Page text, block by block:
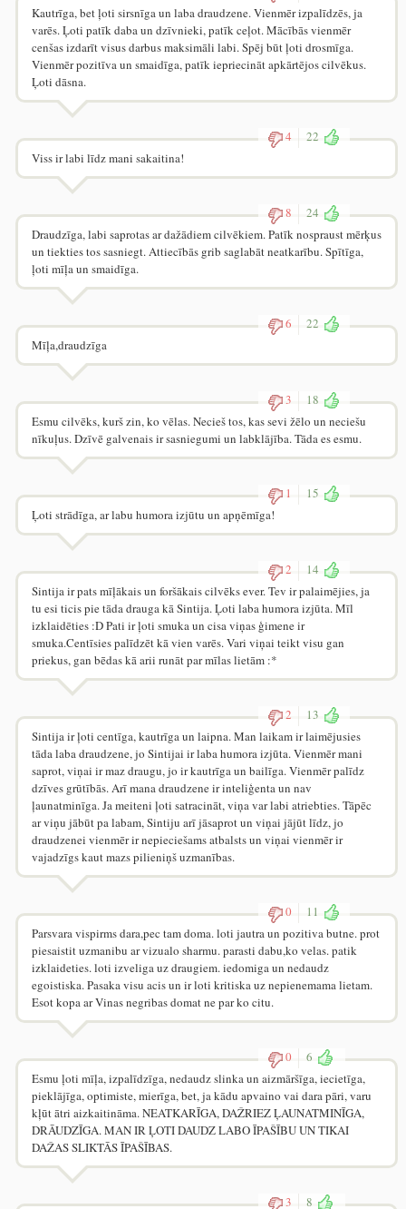
Kautrīga, bet ļoti sirsnīga un laba draudzene. Vienmēr izpalīdzēs, ja
varēs. Ļoti patīk daba un dzīvnieki, patīk ceļot. Mācībās vienmēr
cenšas izdarīt visus darbus maksimāli labi. Spēj būt ļoti drosmīga.
Vienmēr pozitīva un smaidīga, patīk iepriecināt apkārtējos cilvēkus.
Ļoti dāsna.
4
22
Viss ir labi līdz mani sakaitina!
8
24
Draudzīga, labi saprotas ar dažādiem cilvēkiem. Patīk nospraust mērķus
un tiekties tos sasniegt. Attiecībās grib saglabāt neatkarību. Spītīga,
ļoti mīļa un smaidīga.
6
22
Mīļa,draudzīga
3
18
Esmu cilvēks, kurš zin, ko vēlas. Necieš tos, kas sevi žēlo un neciešu
nīkuļus. Dzīvē galvenais ir sasniegumi un labklājība. Tāda es esmu.
1
15
Ļoti strādīga, ar labu humora izjūtu un apņēmīga!
2
14
Sintija ir pats mīļākais un foršākais cilvēks ever. Tev ir palaimējies, ja
tu esi ticis pie tāda drauga kā Sintija. Ļoti laba humora izjūta. Mīl
izklaidēties :D Pati ir ļoti smuka un cisa viņas ģimene ir
smuka.Centīsies palīdzēt kā vien varēs. Vari viņai teikt visu gan
priekus, gan bēdas kā arii runāt par mīlas lietām :*
2
13
Sintija ir ļoti centīga, kautrīga un laipna. Man laikam ir laimējusies
tāda laba draudzene, jo Sintijai ir laba humora izjūta. Vienmēr mani
saprot, viņai ir maz draugu, jo ir kautrīga un bailīga. Vienmēr palīdz
dzīves grūtībās. Arī mana draudzene ir inteliģenta un nav
ļaunatminīga. Ja meiteni ļoti satracināt, viņa var labi atriebties. Tāpēc
ar viņu jābūt pa labam, Sintiju arī jāsaprot un viņai jājūt līdz, jo
draudzenei vienmēr ir nepieciešams atbalsts un viņai vienmēr ir
vajadzīgs kaut mazs pilieniņš uzmanības.
0
11
Parsvara vispirms dara,pec tam doma. loti jautra un pozitiva butne. prot
piesaistit uzmanibu ar vizualo sharmu. parasti dabu,ko velas. patik
izklaideties. loti izveliga uz draugiem. iedomiga un nedaudz
egoistiska. Pasaka visu acis un ir loti kritiska uz nepienemama lietam.
Esot kopa ar Vinas negribas domat ne par ko citu.
0
6
Esmu ļoti mīļa, izpalīdzīga, nedaudz slinka un aizmāršīga, iecietīga,
pieklājīga, optimiste, mierīga, bet, ja kādu apvaino vai dara pāri, varu
kļūt ātri aizkaitināma. NEATKARĪGA, DAŽRIEZ ĻAUNATMINĪGA,
DRĀUDZĪGA. MAN IR ĻOTI DAUDZ LABO ĪPAŠĪBU UN TIKAI
DAŽAS SLIKTĀS ĪPAŠĪBAS.
3
8